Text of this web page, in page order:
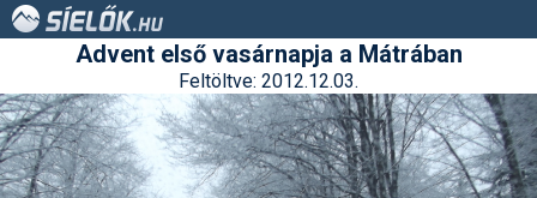
Advent első vasárnapja a Mátrában
Feltöltve: 2012.12.03.